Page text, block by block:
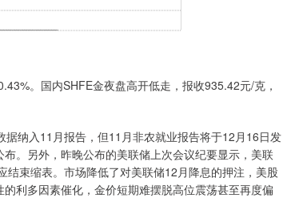
。国内SHFE金夜盘高开低走，报收935.42元/克，
纳入11月报告，但11月非农就业报告将于12月16日发
。另外，昨晚公布的美联储上次会议纪要显示，美联
束缩表。市场降低了对美联储12月降息的押注，美股
利多因素催化，金价短期难摆脱高位震荡甚至再度偏